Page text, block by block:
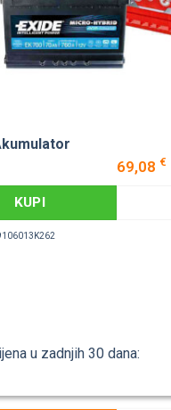
69,08 €
KUPI
u zadnjih 30 dana: